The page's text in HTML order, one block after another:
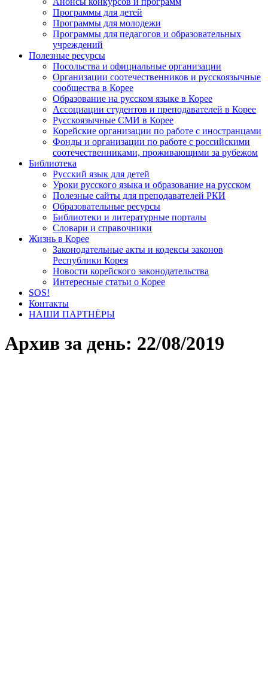
Программы для детей
Программы для молодежи
Программы для педагогов и образовательных
учреждений
Полезные ресурсы
Посольства и официальные организации
Организации соотечественников и русскоязычные
сообщества в Корее
Образование на русском языке в Корее
Ассоциации студентов и преподавателей в Корее
Русскоязычные СМИ в Корее
Корейские организации по работе с иностранцами
Фонды и организации по работе с российскими
соотечественниками, проживающими за рубежом
Библиотека
Русский язык для детей
Уроки русского языка и образование на русском
Полезные сайты для преподавателей РКИ
Образовательные ресурсы
Библиотеки и литературные порталы
Словари и справочники
Жизнь в Корее
Законодательные акты и кодексы законов
Республики Корея
Новости корейского законодательства
Интересные статьи о Корее
SOS!
Контакты
НАШИ ПАРТНЁРЫ
Архив за день: 22/08/2019